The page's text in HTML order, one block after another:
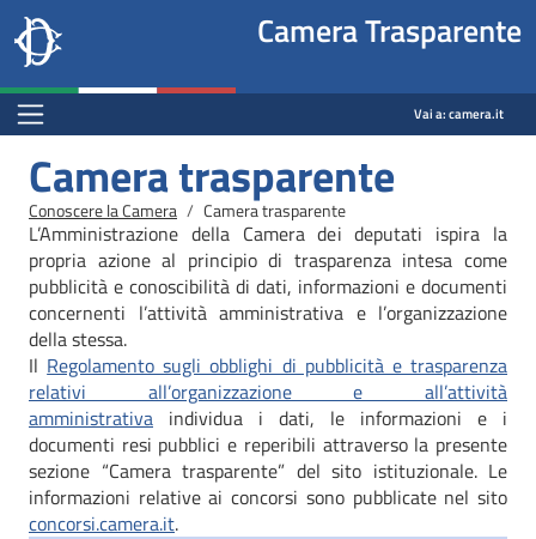
Salta al contenuto principale
Salta al menu di navigazione
Site
header
block
Camera dei deputati
Camera Trasparente
Menu Bar block
Vai a:camera.it
Camera trasparente
Briciole di pane
Conoscere la Camera Camera trasparente
L’Amministrazione della Camera dei deputati ispira la
propria azione al principio di trasparenza intesa come
pubblicità e conoscibilità di dati, informazioni e documenti
concernenti l’attività amministrativa e l’organizzazione
della stessa.
Il Regolamento sugli obblighi di pubblicità e trasparenza
relativi all’organizzazione e all’attività
amministrativa individua i dati, le informazioni e i
documenti resi pubblici e reperibili attraverso la presente
sezione “Camera trasparente” del sito istituzionale. Le
informazioni relative ai concorsi sono pubblicate nel sito
concorsi.camera.it.
Fine pagina
Salta al contenuto principale
Salta al menu di navigazione
Vai a inizio pagina